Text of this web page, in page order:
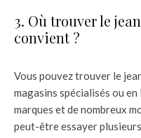
3. Où trouver le
convient ?
Vous pouvez trouver le
magasins spécialisés ou
marques et de nombreux
peut-être essayer